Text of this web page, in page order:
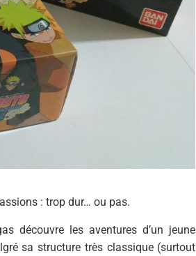
: trop dur… ou pas.
découvre les aventures d’un jeune
sa structure très classique (surtout